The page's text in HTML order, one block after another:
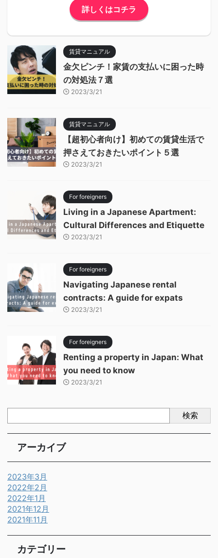
詳しくはコチラ
賃貸マニュアル
金欠ピンチ！家賃の支払いに困った時
の対処法７選
2023/3/21
賃貸マニュアル
【超初心者向け】初めての賃貸生活で
押さえておきたいポイント５選
2023/3/21
For foreigners
Living in a Japanese Apartment:
Cultural Differences and Etiquette
2023/3/21
For foreigners
Navigating Japanese rental
contracts: A guide for expats
2023/3/21
For foreigners
Renting a property in Japan: What
you need to know
2023/3/21
検索
アーカイブ
2023年3月
2022年2月
2022年1月
2021年12月
2021年11月
カテゴリー